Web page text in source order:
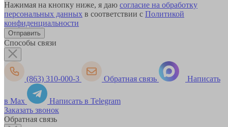
Нажимая на кнопку ниже, я даю согласие на обработку
персональных данных в соответствии с Политикой
конфиденциальности
Способы связи
(863) 310-000-3 Обратная связь Написать
в Max
Написать в Telegram
Заказать звонок
Обратная связь